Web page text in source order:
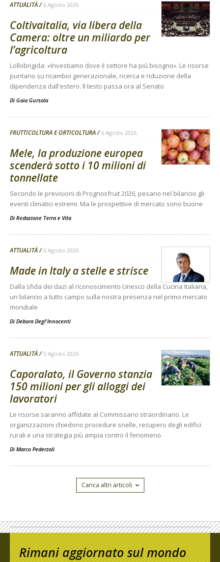
ATTUALITÀ 6 Agosto 2026
Coltivaitalia, via libera della
Camera: oltre un miliardo per
l’agricoltura
Lollobrigida: «Investiamo dove il settore ha più bisogno». Le risorse
puntano su ricambio generazionale, ricerca e riduzione della
dipendenza dall'estero. Il testo passa ora al Senato
Di Gaia Gursola
FRUTTICOLTURA E ORTICOLTURA 6 Agosto 2026
Mele, la produzione europea
scenderà sotto i 10 milioni di
tonnellate
Secondo le previsioni di Prognosfruit 2026, pesano nel bilancio gli
eventi climatici estremi. Ma le prospettive di mercato sono buone
Di Redazione Terra e Vita
ATTUALITÀ 6 Agosto 2026
Made in Italy a stelle e strisce
Dalla sfida dei dazi al riconoscimento Unesco della Cucina Italiana,
un bilancio a tutto campo sulla nostra presenza nel primo mercato
mondiale
Di Debora Degl'Innocenti
ATTUALITÀ 5 Agosto 2026
Caporalato, il Governo stanzia
150 milioni per gli alloggi dei
lavoratori
Le risorse saranno affidate al Commissario straordinario. Le
organizzazioni chiedono procedure snelle, recupero degli edifici
rurali e una strategia più ampia contro il fenomeno
Di Marco Pederzoli
Carica altri articoli
Rimani aggiornato sul mondo